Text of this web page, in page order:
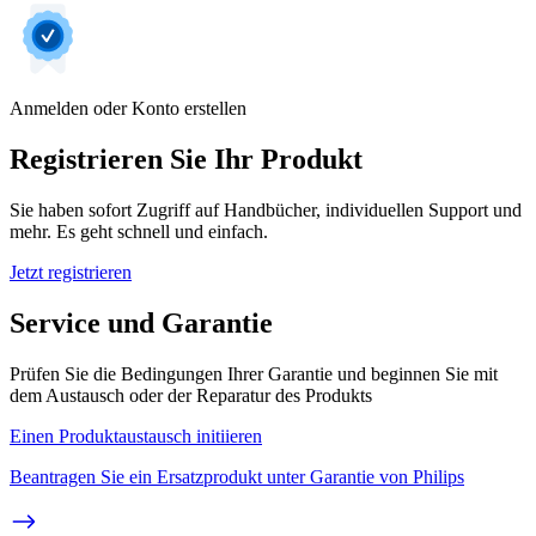
Anmelden oder Konto erstellen
Registrieren Sie Ihr Produkt
Sie haben sofort Zugriff auf Handbücher, individuellen Support und
mehr. Es geht schnell und einfach.
Jetzt registrieren
Service und Garantie
Prüfen Sie die Bedingungen Ihrer Garantie und beginnen Sie mit
dem Austausch oder der Reparatur des Produkts
Einen Produktaustausch initiieren
Beantragen Sie ein Ersatzprodukt unter Garantie von Philips